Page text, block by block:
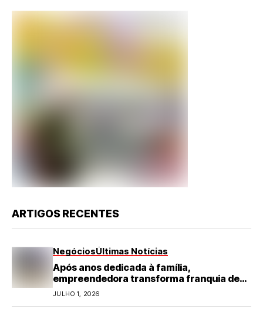
ARTIGOS RECENTES
NegóciosÚltimas Notícias
Após anos dedicada à família,
empreendedora transforma franquia de
turismo em negócio de destaque no RN
JULHO 1, 2026